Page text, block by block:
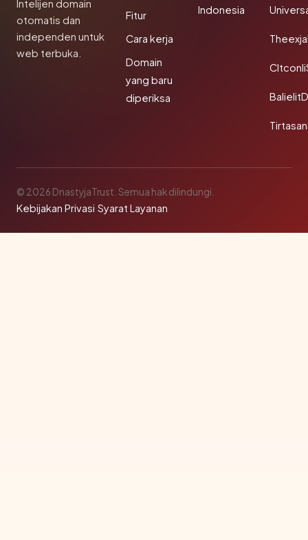
Intelijen domain
otomatis dan
independen untuk
web terbuka.
Fitur
Cara kerja
Domain
yang baru
diperiksa
Indonesia
© 2026 DnastyjaTrust. Semua hak dilindungi.
Kebijakan Privasi·Syarat Layanan